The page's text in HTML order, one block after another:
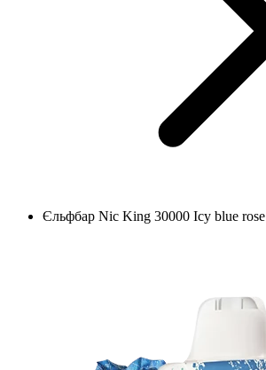
Єльфбар Nic King 30000 Icy blue rose